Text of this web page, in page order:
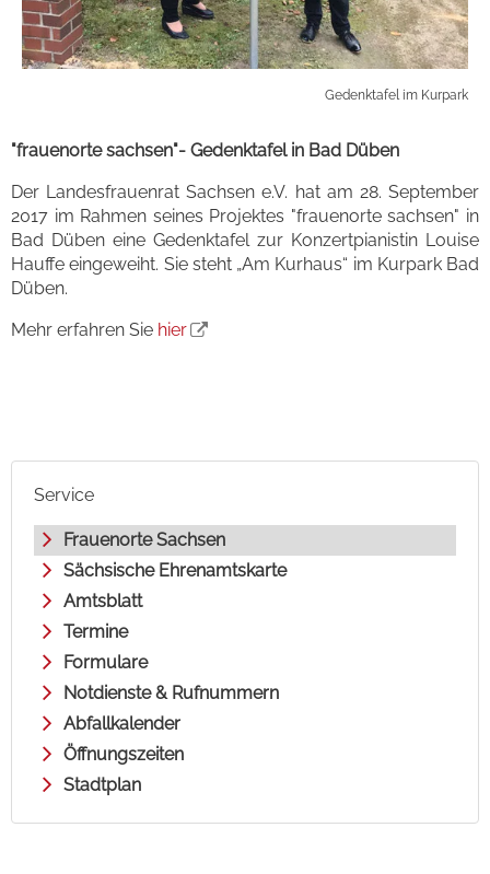
Gedenktafel im Kurpark
"frauenorte sachsen"- Gedenktafel in Bad Düben
Der Landesfrauenrat Sachsen e.V. hat am 28. September
2017 im Rahmen seines Projektes "frauenorte sachsen" in
Bad Düben eine Gedenktafel zur Konzertpianistin Louise
Hauffe eingeweiht. Sie steht „Am Kurhaus“ im Kurpark Bad
Düben.
Mehr erfahren Sie hier
Service
Frauenorte Sachsen
Sächsische Ehrenamtskarte
Amtsblatt
Termine
Formulare
Notdienste & Rufnummern
Abfallkalender
Öffnungszeiten
Stadtplan